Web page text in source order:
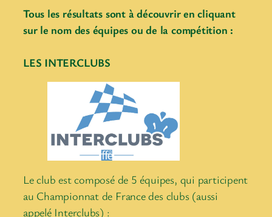
Tous les résultats sont à découvrir en cliquant
sur le nom des équipes ou de la compétition :
LES INTERCLUBS
Le club est composé de 5 équipes, qui participent
au Championnat de France des clubs (aussi
appelé Interclubs) :